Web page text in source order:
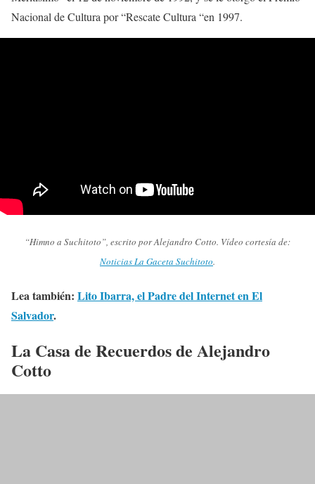
Nacional de Cultura por “Rescate Cultura “en 1997.
“Himno a Suchitoto”, escrito por Alejandro Cotto. Vídeo cortesía de:
Noticias La Gaceta Suchitoto.
Lea también: Lito Ibarra, el Padre del Internet en El
Salvador.
La Casa de Recuerdos de Alejandro
Cotto